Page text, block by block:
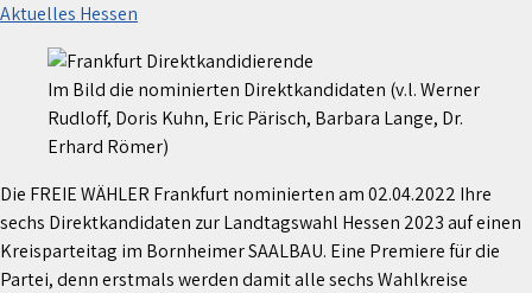
Aktuelles Hessen
Im Bild die nominierten Direktkandidaten (v.l. Werner
Rudloff, Doris Kuhn, Eric Pärisch, Barbara Lange, Dr.
Erhard Römer)
Die FREIE WÄHLER Frankfurt nominierten am 02.04.2022 Ihre
sechs Direktkandidaten zur Landtagswahl Hessen 2023 auf einen
Kreisparteitag im Bornheimer SAALBAU. Eine Premiere für die
Partei, denn erstmals werden damit alle sechs Wahlkreise